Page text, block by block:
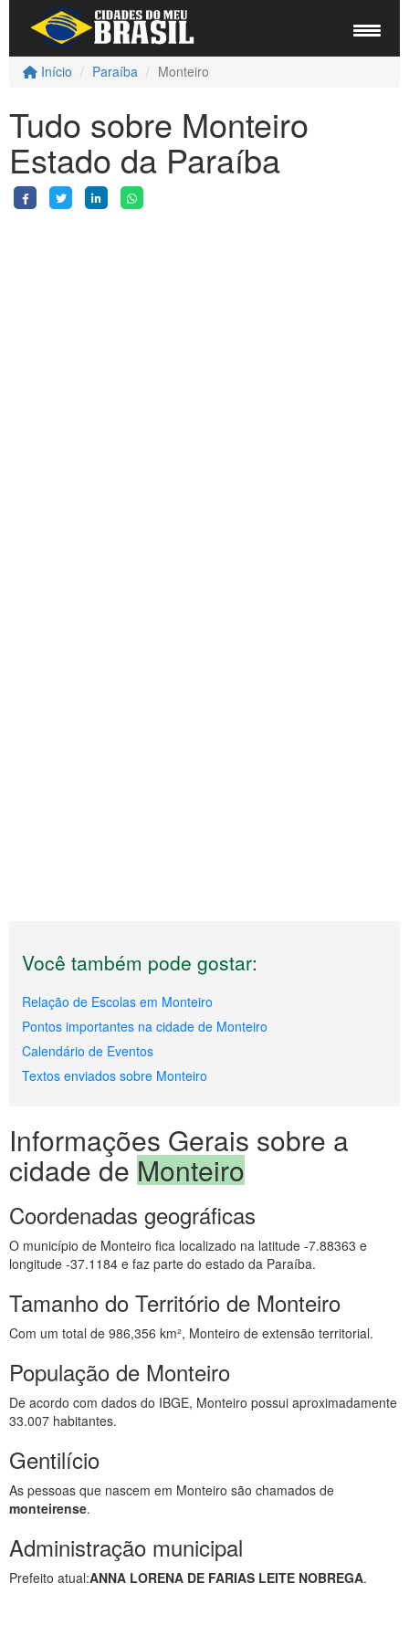
Início Paraíba Monteiro
Tudo sobre Monteiro
Estado da Paraíba
Você também pode gostar:
Relação de Escolas em Monteiro
Pontos importantes na cidade de Monteiro
Calendário de Eventos
Textos enviados sobre Monteiro
Informações Gerais sobre a
cidade de Monteiro
Coordenadas geográficas
O município de Monteiro fica localizado na latitude -7.88363 e
longitude -37.1184 e faz parte do estado da Paraíba.
Tamanho do Território de Monteiro
Com um total de 986,356 km², Monteiro de extensão territorial.
População de Monteiro
De acordo com dados do IBGE, Monteiro possui aproximadamente
33.007 habitantes.
Gentilício
As pessoas que nascem em Monteiro são chamados de
monteirense.
Administração municipal
Prefeito atual:ANNA LORENA DE FARIAS LEITE NOBREGA.